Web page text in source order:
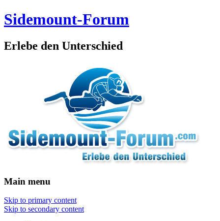
Sidemount-Forum
Erlebe den Unterschied
Main menu
Skip to primary content
Skip to secondary content